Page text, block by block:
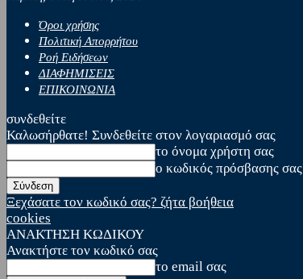
Όροι χρήσης
Πολιτική Απορρήτου
Ροή Ειδήσεων
ΔΙΑΦΗΜΙΣΕΙΣ
ΕΠΙΚΟΙΝΩΝΙΑ
συνδεθείτε
Καλωσήρθατε! Συνδεθείτε στον λογαριασμό σας
το όνομα χρήστη σας
ο κωδικός πρόσβασης σας
Ξεχάσατε τον κωδικό σας? ζήτα βοήθεια
cookies
ΑΝΑΚΤΗΣΗ ΚΩΔΙΚΟΥ
Ανακτήστε τον κωδικό σας
το email σας